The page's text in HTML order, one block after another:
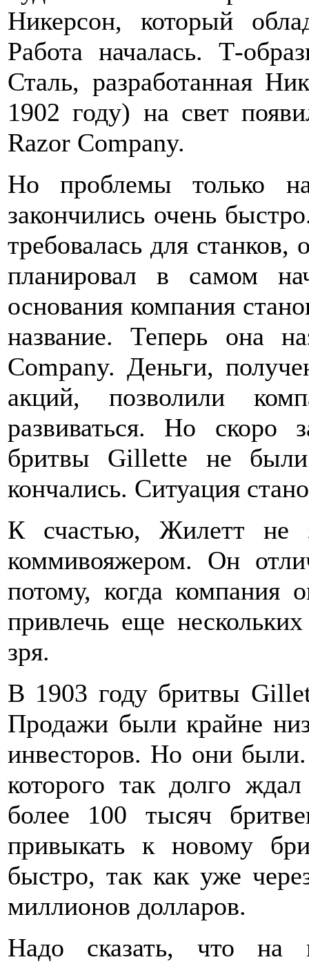
Никерсон, который
Работа началась. Т-
Сталь, разработанная
1902 году) на свет
Razor Company.
Но проблемы только
закончились очень
требовалась для станков,
планировал в самом
основания компания
название. Теперь она
Company. Деньги,
акций, позволили
развиваться. Но
бритвы Gillette не
кончались. Ситуация
К счастью, Жилетт не
коммивояжером. Он
потому, когда компания
привлечь еще
зря.
В 1903 году бритвы
Продажи были крайне
инвесторов. Но они
которого так долго
более 100 тысяч
привыкать к новому
быстро, так как уже
миллионов долларов.
Надо сказать, что на